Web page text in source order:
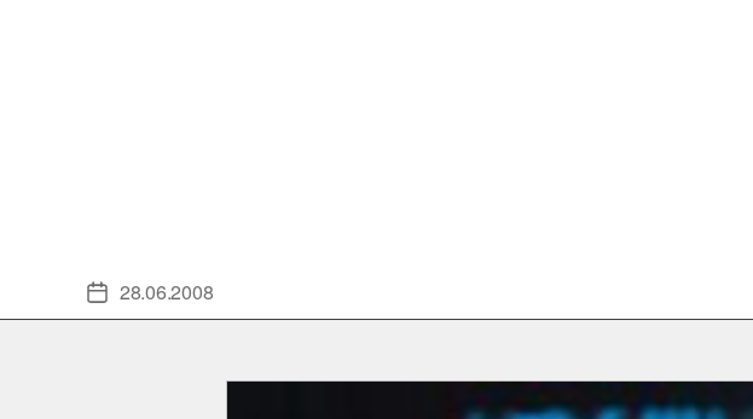
Veröffentlichungsdatum
28.06.2008